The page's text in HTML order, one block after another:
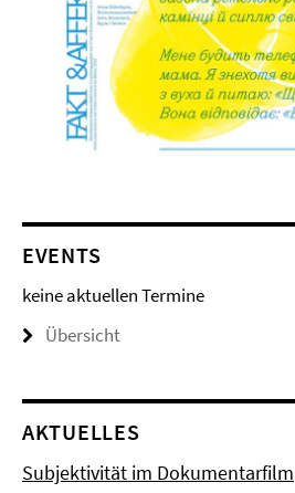
EVENTS
keine aktuellen Termine
Übersicht
AKTUELLES
Subjektivität im Dokumentarfilm